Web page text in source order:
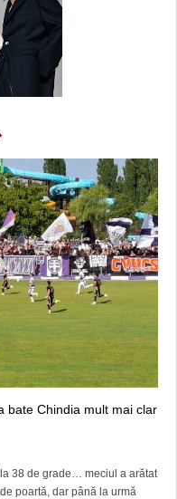
bate Chindia mult mai clar
38 de grade… meciul a arătat
poartă, dar până la urmă